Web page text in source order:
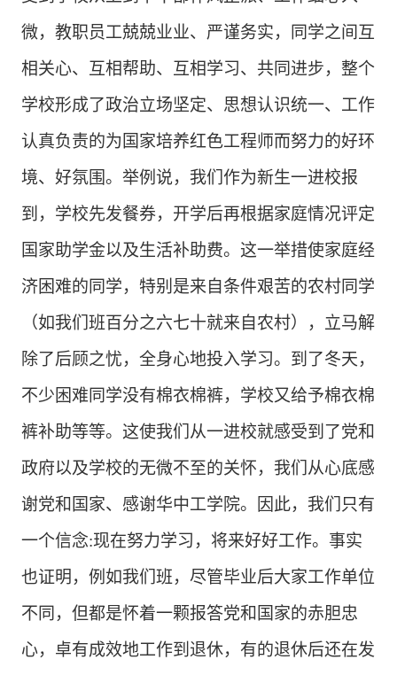
微，教职员工兢兢业业、严谨务实，同学之间互
相关心、互相帮助、互相学习、共同进步，整个
学校形成了政治立场坚定、思想认识统一、工作
认真负责的为国家培养红色工程师而努力的好环
境、好氛围。举例说，我们作为新生一进校报
到，学校先发餐券，开学后再根据家庭情况评定
国家助学金以及生活补助费。这一举措使家庭经
济困难的同学，特别是来自条件艰苦的农村同学
（如我们班百分之六七十就来自农村），立马解
除了后顾之忧，全身心地投入学习。到了冬天，
不少困难同学没有棉衣棉裤，学校又给予棉衣棉
裤补助等等。这使我们从一进校就感受到了党和
政府以及学校的无微不至的关怀，我们从心底感
谢党和国家、感谢华中工学院。因此，我们只有
一个信念:现在努力学习，将来好好工作。事实
也证明，例如我们班，尽管毕业后大家工作单位
不同，但都是怀着一颗报答党和国家的赤胆忠
心，卓有成效地工作到退休，有的退休后还在发